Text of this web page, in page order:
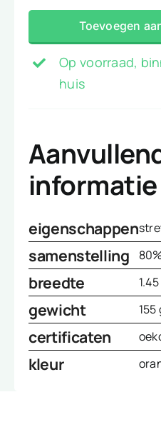
stof
oranje
aantal
Toevoegen
Op voorraad,
huis
informatie
eigenschappen
samenstelling
breedte 1.45
gewicht
certificaten
kleur